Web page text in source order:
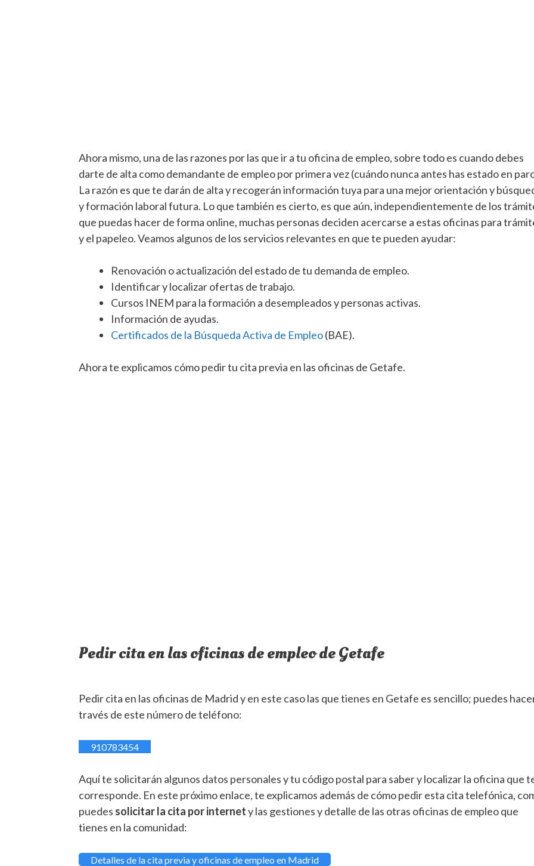
Ahora mismo, una de las razones por las que ir a tu oficina de empleo, sobre todo es cuando debes
darte de alta como demandante de empleo por primera vez (cuándo nunca antes has estado en
La razón es que te darán de alta y recogerán información tuya para una mejor orientación y
y formación laboral futura. Lo que también es cierto, es que aún, independientemente de los
que puedas hacer de forma online, muchas personas deciden acercarse a estas oficinas para
y el papeleo. Veamos algunos de los servicios relevantes en que te pueden ayudar:
Renovación o actualización del estado de tu demanda de empleo.
Identificar y localizar ofertas de trabajo.
Cursos INEM para la formación a desempleados y personas activas.
Información de ayudas.
Certificados de la Búsqueda Activa de Empleo(BAE).
Ahora te explicamos cómo pedir tu cita previa en las oficinas de Getafe.
Pedir cita en las oficinas de empleo de Getafe
Pedir cita en las oficinas de Madrid y en este caso las que tienes en Getafe es sencillo; puedes
través de este número de teléfono:
910783454
Aquí te solicitarán algunos datos personales y tu código postal para saber y localizar la oficina que
corresponde. En este próximo enlace, te explicamos además de cómo pedir esta cita telefónica,
puedes solicitar la cita por internety las gestiones y detalle de las otras oficinas de empleo que
tienes en la comunidad:
Detalles de la cita previa y oficinas de empleo en Madrid